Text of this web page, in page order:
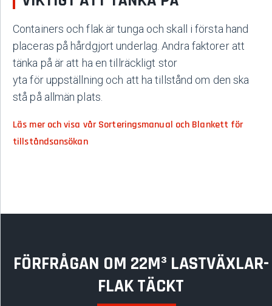
Containers och flak är tunga och skall i första hand
placeras på hårdgjort underlag. Andra faktorer att
tänka på är att ha en tillräckligt stor
yta för uppställning och att ha tillstånd om den ska
stå på allmän plats.
Läs mer och visa vår Sorteringsmanual och Blankett för
tillståndsansökan
FÖRFRÅGAN OM 22M³ LASTVÄXLAR­
FLAK TÄCKT